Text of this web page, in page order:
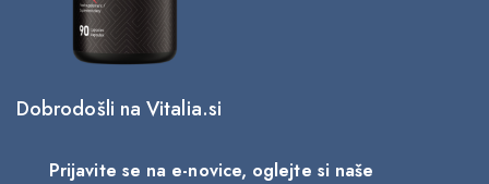
Dobrodošli na Vitalia.si
Prijavite se na e-novice, oglejte si naše